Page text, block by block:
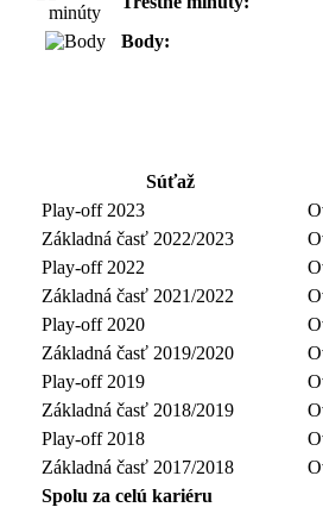
Body:
Súťaž
Play-off 2023
Základná časť 2022/2023
Play-off 2022
Základná časť 2021/2022
Play-off 2020
Základná časť 2019/2020
Play-off 2019
Základná časť 2018/2019
Play-off 2018
Základná časť 2017/2018
Spolu za celú kariéru